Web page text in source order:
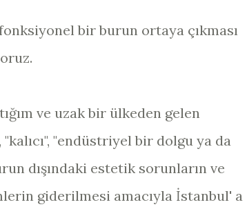
bir burun ortaya çıkması
ve uzak bir ülkeden gelen
"endüstriyel bir dolgu ya da
dışındaki estetik sorunların ve
giderilmesi amacıyla İstanbul' a